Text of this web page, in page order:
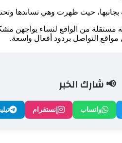
حيث ظهرت وهي تساندها
من الواقع لنساء يواجهن
التواصل بردود أفعال واسعة.
📢 شارك الخبر
واتساب إنستقرام